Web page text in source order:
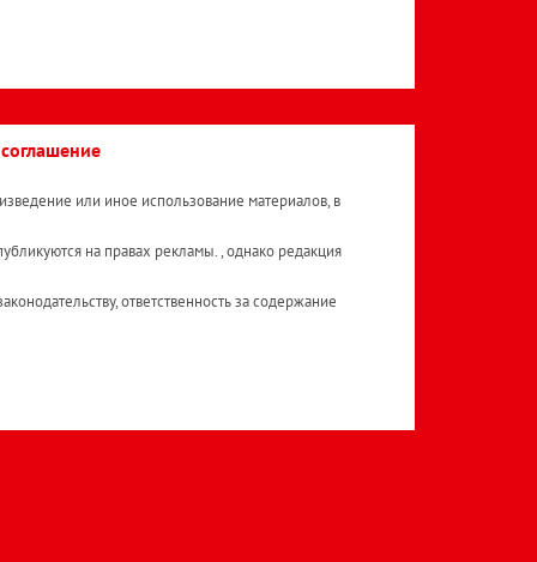
или иное использование материалов, в
на правах рекламы. , однако редакция
ответственность за содержание